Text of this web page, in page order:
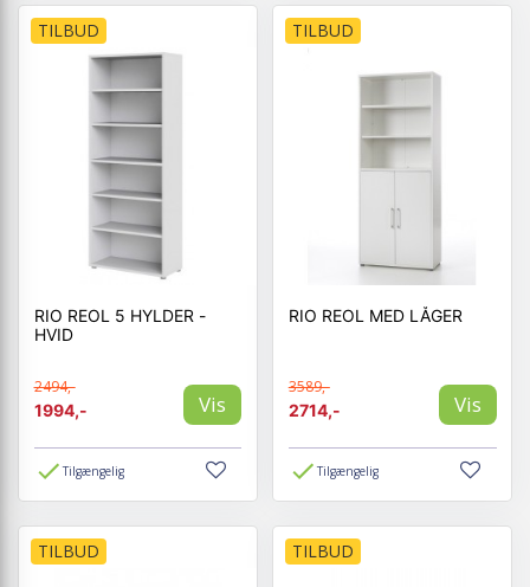
TILBUD
RIO REOL 5 HYLDER -
HVID
2494,-
1994,-
Vis
Tilgængelig
TILBUD
RIO REOL MED LÅGER
3589,-
2714,-
Vis
Tilgængelig
TILBUD TILBUD